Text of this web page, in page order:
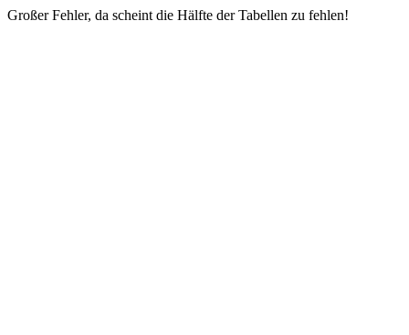
Großer Fehler, da scheint die Hälfte der Tabellen zu fehlen!